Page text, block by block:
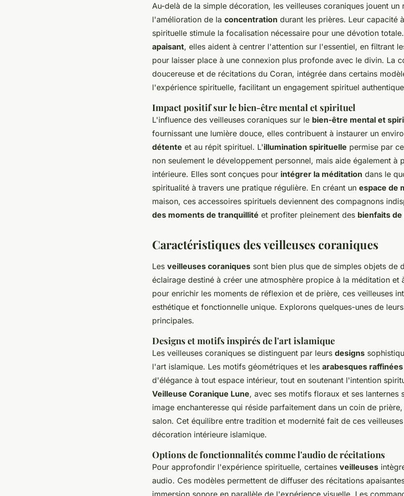
Au-delà de la simple décoration, les veilleuses coraniques jouent un
l'amélioration de la concentration durant les prières. Leur capacité
spirituelle stimule la focalisation nécessaire pour une dévotion
apaisant, elles aident à centrer l'attention sur l'essentiel, en filtrant
pour laisser place à une connexion plus profonde avec le divin. La
doucereuse et de récitations du Coran, intégrée dans certains
l'expérience spirituelle, facilitant un engagement spirituel
Impact positif sur le bien-être mental et spirituel
L'influence des veilleuses coraniques sur le bien-être mental et
fournissant une lumière douce, elles contribuent à instaurer un
détente et au répit spirituel. L'illumination spirituelle permise par
non seulement le développement personnel, mais aide également à
intérieure. Elles sont conçues pour intégrer la méditation dans le
spiritualité à travers une pratique régulière. En créant un espace de
maison, ces accessoires spirituels deviennent des compagnons
des moments de tranquillité et profiter pleinement des bienfaits
Caractéristiques des veilleuses coraniques
Les veilleuses coraniques sont bien plus que de simples objets de
éclairage destiné à créer une atmosphère propice à la méditation et
pour enrichir les moments de réflexion et de prière, ces veilleuses
esthétique et fonctionnelle unique. Explorons quelques-unes de
principales.
Designs et motifs inspirés de l'art islamique
Les veilleuses coraniques se distinguent par leurs designs
l'art islamique. Les motifs géométriques et les arabesques raffinées
d'élégance à tout espace intérieur, tout en soutenant l'intention
Veilleuse Coranique Lune, avec ses motifs floraux et ses lanternes
image enchanteresse qui réside parfaitement dans un coin de
salon. Cet équilibre entre tradition et modernité fait de ces
décoration intérieure islamique.
Options de fonctionnalités comme l'audio de récitations
Pour approfondir l'expérience spirituelle, certaines veilleuses
audio. Ces modèles permettent de diffuser des récitations
immersion sonore en parallèle de l'expérience visuelle. Les